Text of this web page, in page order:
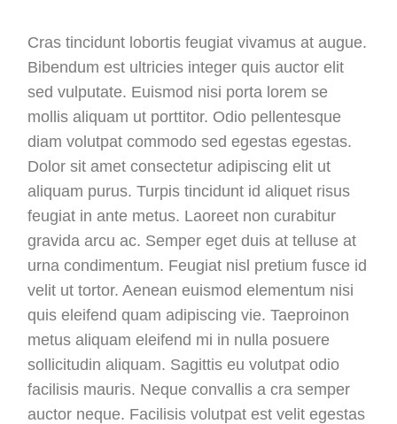
Cras tincidunt lobortis feugiat vivamus at augue.
Bibendum est ultricies integer quis auctor elit
sed vulputate. Euismod nisi porta lorem se
mollis aliquam ut porttitor. Odio pellentesque
diam volutpat commodo sed egestas egestas.
Dolor sit amet consectetur adipiscing elit ut
aliquam purus. Turpis tincidunt id aliquet risus
feugiat in ante metus. Laoreet non curabitur
gravida arcu ac. Semper eget duis at telluse at
urna condimentum. Feugiat nisl pretium fusce id
velit ut tortor. Aenean euismod elementum nisi
quis eleifend quam adipiscing vie. Taeproinon
metus aliquam eleifend mi in nulla posuere
sollicitudin aliquam. Sagittis eu volutpat odio
facilisis mauris. Neque convallis a cra semper
auctor neque. Facilisis volutpat est velit egestas